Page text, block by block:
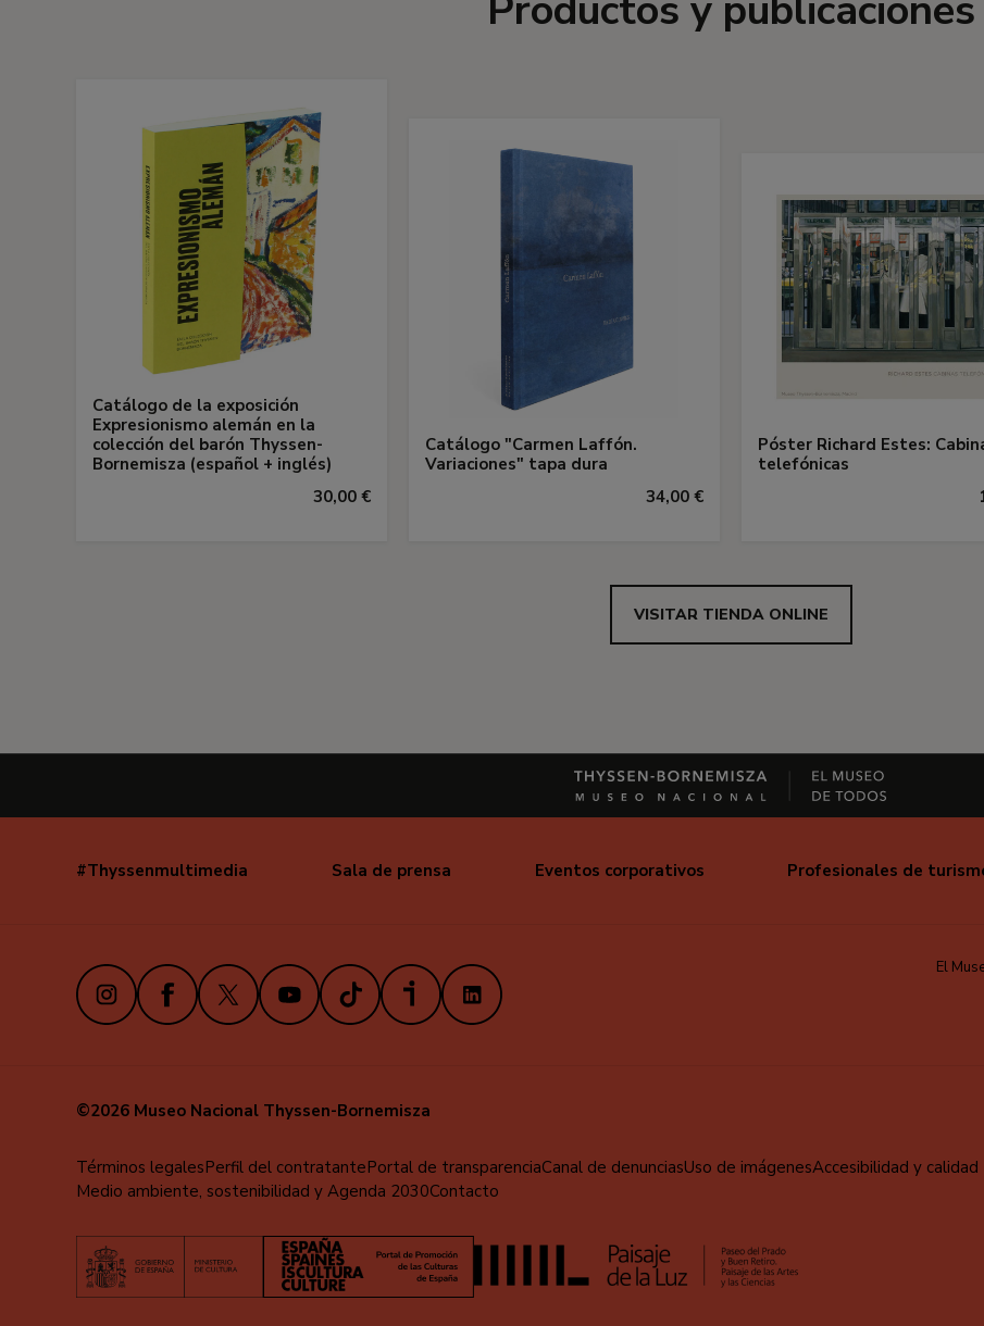
Catálogo de la exposición
Expresionismo alemán en la
colección del barón Thyssen-
Bornemisza (español + inglés)
30,00 €
Catálogo "Carmen Laffón.
Variaciones" tapa dura
34,00 €
Póster Richard Estes:
telefónicas
VISITAR TIENDA ONLINE
Navegación
#Thyssenmultimedia Sala de prensa Eventos corporativos Profesionales de
InstagramFacebook
X YoutubeTikTokiVoox LinkedIn El
©2026 Museo Nacional Thyssen-Bornemisza
Menú
al
Términos legalesPerfil del contratantePortal de transparenciaCanal de denunciasUso de imágenesAccesibilidad y calidad
Medio ambiente, sostenibilidad y Agenda 2030Contacto